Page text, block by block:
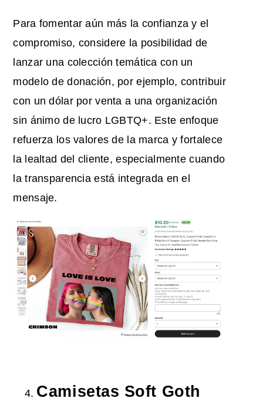
Para fomentar aún más la confianza y el
compromiso, considere la posibilidad de
lanzar una colección temática con un
modelo de donación, por ejemplo, contribuir
con un dólar por venta a una organización
sin ánimo de lucro LGBTQ+. Este enfoque
refuerza los valores de la marca y fortalece
la lealtad del cliente, especialmente cuando
la transparencia está integrada en el
mensaje.
Camisetas Soft Goth